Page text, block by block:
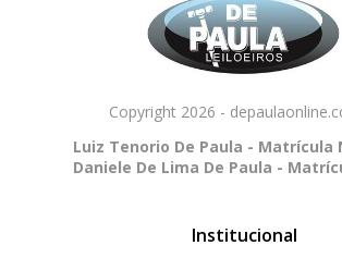
Copyright 2026 -
Luiz Tenorio De Paula - Matrícula
Daniele De Lima De Paula -
Institucional